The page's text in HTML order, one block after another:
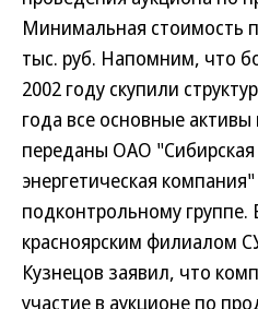
Минимальная стоимость
тыс. руб. Напомним, что
2002 году скупили
года все основные
переданы ОАО "Сибирская
энергетическая
подконтрольному
красноярским филиалом
Кузнецов заявил, что
участие в аукционе по